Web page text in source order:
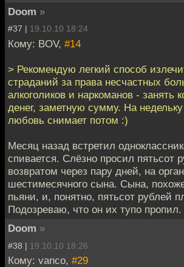
Doom »
#37 | 19.10.10 18:24
Кому: BOV, #14
> Рекомендую легкий способ
страданий за права несчастных
алкоголиков и наркоманов - занять
денег, заметную сумму. На
любовь снимает потом :)
Месяц назад встретил
спивается. Слёзно просил пятьсот
возвратом через пару дней, на
шестимесячного сына. Сына,
пьяни, и, понятно, пятьсот рублей
Подозреваю, что он их тупо пропил.
Doom »
#38 | 19.10.10 18:26
Кому: vanco, #29